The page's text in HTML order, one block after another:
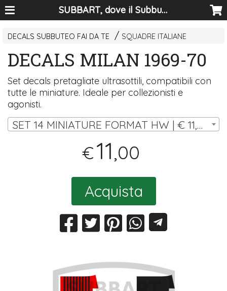
SUBBART, dove il Subbuteo diventa arte
DECALS SUBBUTEO FAI DA TE SQUADRE ITALIANE
DECALS MILAN 1969-70
Set decals pretagliate ultrasottili, compatibili con
tutte le miniature. Ideale per collezionisti e
agonisti.
SET 14 MINIATURE FORMAT HW | € 11,00
€11,00
Acquista